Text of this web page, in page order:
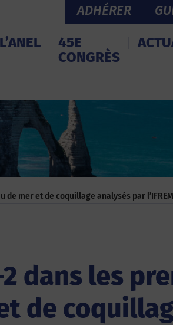
ADHÉRER
L’ANEL
45E
CONGRÈS
mer et de coquillage analysés par
dans les
de